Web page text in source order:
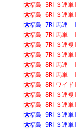
福島 3R[３
福島 6R[３
福島 7R[馬
福島 7R[馬
福島 7R[３
福島 7R[３
福島 8R[馬
福島 8R[馬
福島 8R[ワ
福島 8R[３
福島 8R[３
福島 9R[
福島 9R[３